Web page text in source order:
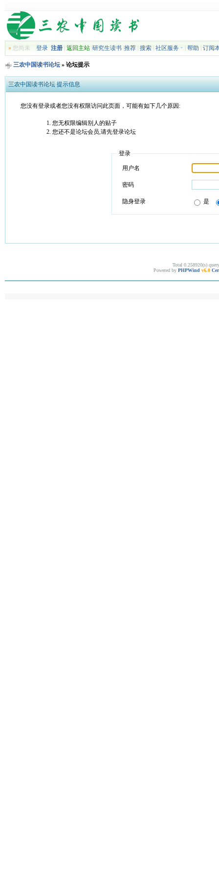
»您尚未 登录 注册| 返回主站| 研究生读书| 推荐| 搜索| 社区服务 帮助 订阅
三农中国读书论坛» 论坛提示
三农中国读书论坛 提示信息
您没有登录或者您没有权限访问此页面，可能有如下几个原因:
您无权限编辑别人的贴子
您还不是论坛会员,请先登录论坛
登录
用户名
密码
隐身登录 是
Total 0.258920(s)
Powered by PHPWind v6.0